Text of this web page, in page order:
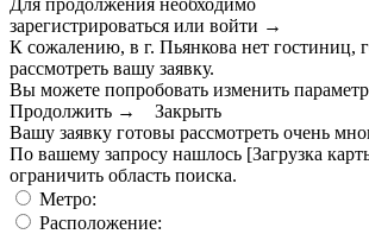
зарегистрироваться или войти →
К сожалению, в г. Пьянкова нет гостиниц,
рассмотреть вашу заявку.
Вы можете попробовать изменить
Продолжить →
Закрыть
Вашу заявку готовы рассмотреть очень
По вашему запросу нашлось [Загрузка
ограничить область поиска.
Метро:
Расположение: